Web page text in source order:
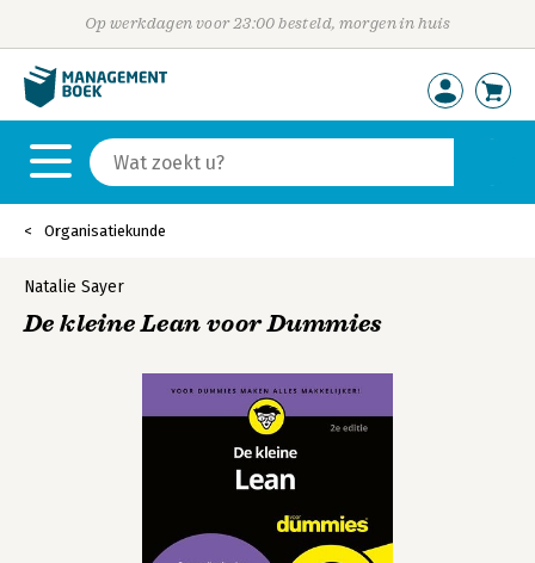
Op werkdagen voor 23:00 besteld, morgen in huis
Organisatiekunde
Natalie Sayer
De kleine Lean voor Dummies